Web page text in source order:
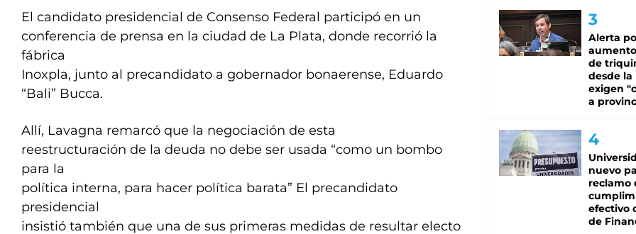
El candidato presidencial de Consenso Federal participó en un
conferencia de prensa en la ciudad de La Plata, donde recorrió la
fábrica
Inoxpla, junto al precandidato a gobernador bonaerense, Eduardo
“Bali” Bucca.
Allí, Lavagna remarcó que la negociación de esta
reestructuración de la deuda no debe ser usada “como un bombo
para la
política interna, para hacer política barata” El precandidato
presidencial
insistió también que una de sus primeras medidas de resultar electo
Alerta
de
desde la
exigen
a
nuevo
reclamo
efectivo
de